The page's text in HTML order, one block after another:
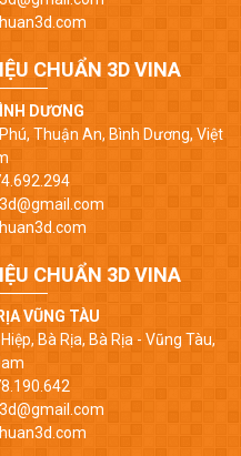
CHUẨN 3D VINA
DƯƠNG
Thuận An, Bình Dương, Việt
CHUẨN 3D VINA
VŨNG TÀU
Bà Rịa, Bà Rịa - Vũng Tàu,